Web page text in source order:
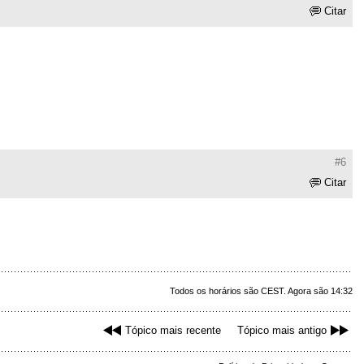
Citar
#6
Citar
Todos os horários são CEST. Agora são 14:32
Tópico mais recente Tópico mais antigo